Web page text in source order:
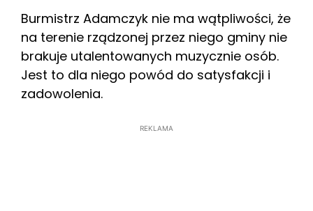
Burmistrz Adamczyk nie ma wątpliwości, że
na terenie rządzonej przez niego gminy nie
brakuje utalentowanych muzycznie osób.
Jest to dla niego powód do satysfakcji i
zadowolenia.
REKLAMA